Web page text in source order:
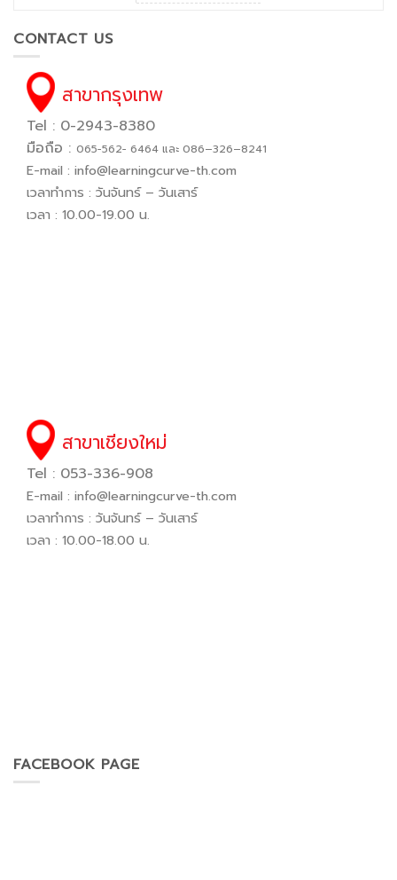
CONTACT US
สาขากรุงเทพ
Tel : 0-2943-8380
มือถือ : 065−562− 6464 และ 086–326–8241
E-mail : info@learningcurve-th.com
เวลาทำการ : วันจันทร์ – วันเสาร์
เวลา : 10.00-19.00 น.
สาขาเชียงใหม่
Tel : 053-336-908
E-mail : info@learningcurve-th.com
เวลาทำการ : วันจันทร์ – วันเสาร์
เวลา : 10.00-18.00 น.
FACEBOOK PAGE